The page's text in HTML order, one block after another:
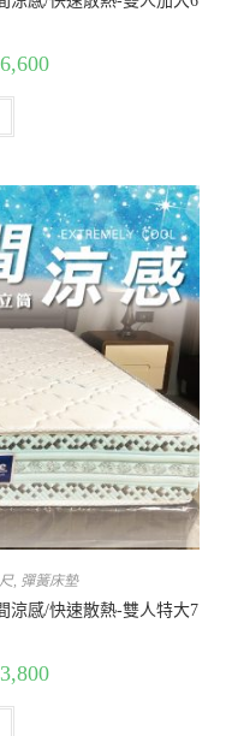
, 彈簧床墊
涼感/快速散熱-雙人特大7